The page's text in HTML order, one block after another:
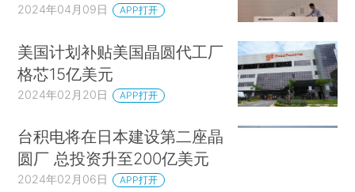
2024年04月09日 APP打开
美国计划补贴美国晶圆代工厂
格芯15亿美元
2024年02月20日 APP打开
台积电将在日本建设第二座晶
圆厂 总投资升至200亿美元
2024年02月06日 APP打开